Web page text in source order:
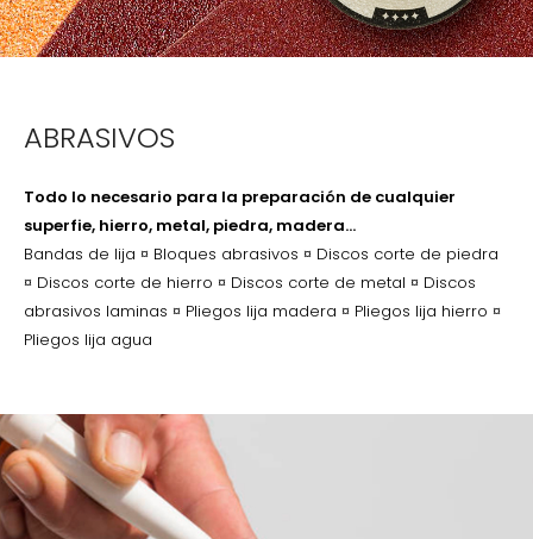
ABRASIVOS
Todo lo necesario para la preparación de cualquier
superfie, hierro, metal, piedra, madera…
Bandas de lija ¤ Bloques abrasivos ¤ Discos corte de piedra
¤ Discos corte de hierro ¤ Discos corte de metal ¤ Discos
abrasivos laminas ¤ Pliegos lija madera ¤ Pliegos lija hierro ¤
Pliegos lija agua